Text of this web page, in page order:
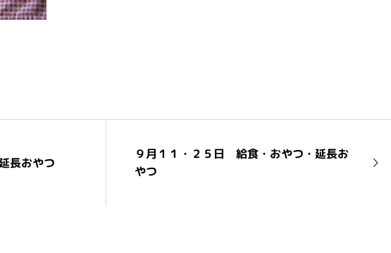
長おやつ
９月１１・２５日 給食・おやつ・延長お
やつ